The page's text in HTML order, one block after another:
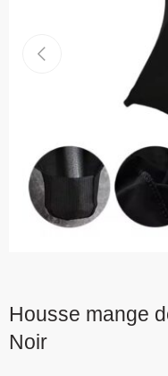
Housse mange
Noir